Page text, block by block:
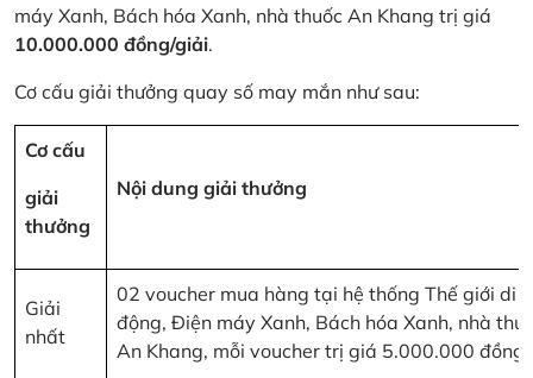
máy Xanh, Bách hóa Xanh, nhà thuốc An Khang trị giá
10.000.000 đồng/giải.
Cơ cấu giải thưởng quay số may mắn như sau:
Cơ cấu
giải
thưởng
Nội dung giải thưởng
Giải
nhất
02 voucher mua hàng tại hệ thống Thế giới di
động, Điện máy Xanh, Bách hóa Xanh, nhà
An Khang, mỗi voucher trị giá 5.000.000 đồng